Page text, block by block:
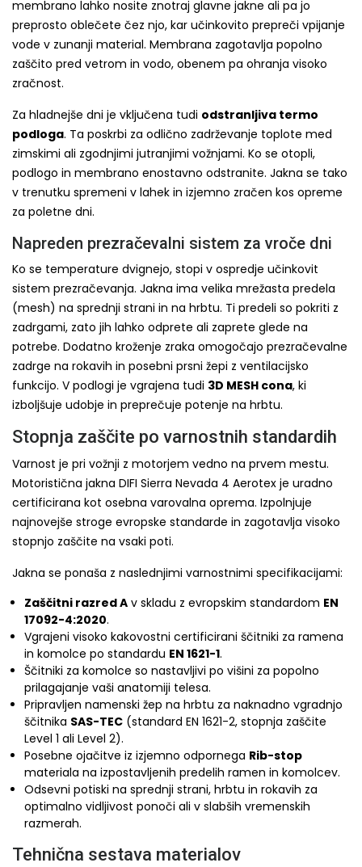
membrano lahko nosite znotraj glavne jakne ali pa jo
preprosto oblečete čez njo, kar učinkovito prepreči vpijanje
vode v zunanji material. Membrana zagotavlja popolno
zaščito pred vetrom in vodo, obenem pa ohranja visoko
zračnost.
Za hladnejše dni je vključena tudi odstranljiva termo
podloga. Ta poskrbi za odlično zadrževanje toplote med
zimskimi ali zgodnjimi jutranjimi vožnjami. Ko se otopli,
podlogo in membrano enostavno odstranite. Jakna se tako
v trenutku spremeni v lahek in izjemno zračen kos opreme
za poletne dni.
Napreden prezračevalni sistem za vroče dni
Ko se temperature dvignejo, stopi v ospredje učinkovit
sistem prezračevanja. Jakna ima velika mrežasta predela
(mesh) na sprednji strani in na hrbtu. Ti predeli so pokriti z
zadrgami, zato jih lahko odprete ali zaprete glede na
potrebe. Dodatno kroženje zraka omogočajo prezračevalne
zadrge na rokavih in posebni prsni žepi z ventilacijsko
funkcijo. V podlogi je vgrajena tudi 3D MESH cona, ki
izboljšuje udobje in preprečuje potenje na hrbtu.
Stopnja zaščite po varnostnih standardih
Varnost je pri vožnji z motorjem vedno na prvem mestu.
Motoristična jakna DIFI Sierra Nevada 4 Aerotex je uradno
certificirana kot osebna varovalna oprema. Izpolnjuje
najnovejše stroge evropske standarde in zagotavlja visoko
stopnjo zaščite na vsaki poti.
Jakna se ponaša z naslednjimi varnostnimi specifikacijami:
Zaščitni razred A v skladu z evropskim standardom EN
17092-4:2020.
Vgrajeni visoko kakovostni certificirani ščitniki za ramena
in komolce po standardu EN 1621-1.
Ščitniki za komolce so nastavljivi po višini za popolno
prilagajanje vaši anatomiji telesa.
Pripravljen namenski žep na hrbtu za naknadno vgradnjo
ščitnika SAS-TEC (standard EN 1621-2, stopnja zaščite
Level 1 ali Level 2).
Posebne ojačitve iz izjemno odpornega Rib-stop
materiala na izpostavljenih predelih ramen in komolcev.
Odsevni potiski na sprednji strani, hrbtu in rokavih za
optimalno vidljivost ponoči ali v slabših vremenskih
razmerah.
Tehnična sestava materialov